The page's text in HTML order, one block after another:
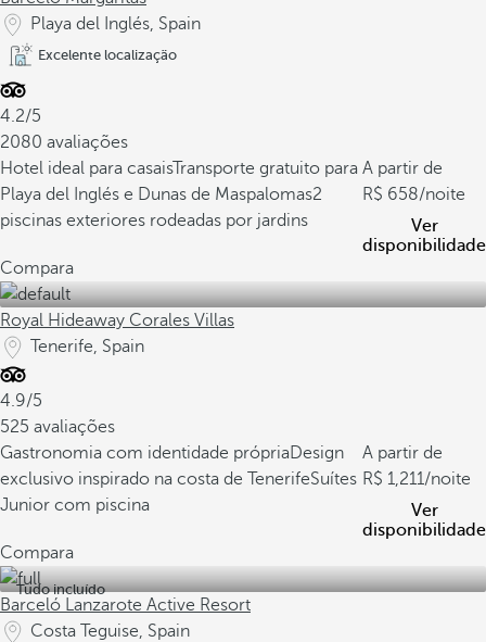
Playa del Inglés, Spain
Excelente localização
4.2/5
2080 avaliações
Hotel ideal para casaisTransporte gratuito para
Playa del Inglés e Dunas de Maspalomas2
piscinas exteriores rodeadas por jardins
A partir de
658/noite
Ver
disponibilidade
Compara
Royal Hideaway Corales Villas
Tenerife, Spain
4.9/5
525 avaliações
Gastronomia com identidade própriaDesign
exclusivo inspirado na costa de TenerifeSuítes
Junior com piscina
A partir de
1,211/noite
Ver
disponibilidade
Compara
Tudo incluído
Barceló Lanzarote Active Resort
Costa Teguise, Spain